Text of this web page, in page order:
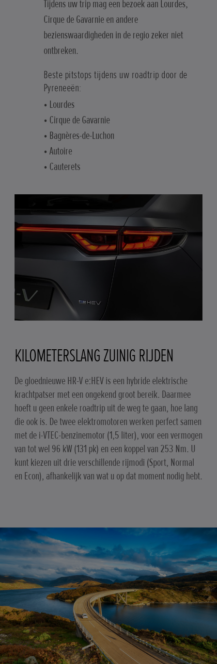
Tijdens uw trip mag een bezoek aan Lourdes,
Cirque de Gavarnie en andere
bezienswaardigheden in de regio zeker niet
ontbreken.
Beste pitstops tijdens uw roadtrip door de
Pyreneeën:
• Lourdes
• Cirque de Gavarnie
• Bagnères-de-Luchon
• Autoire
• Cauterets
KILOMETERSLANG ZUINIG RIJDEN
De gloednieuwe HR-V e:HEV is een hybride elektrische
krachtpatser met een ongekend groot bereik. Daarmee
hoeft u geen enkele roadtrip uit de weg te gaan, hoe lang
die ook is. De twee elektromotoren werken perfect samen
met de i-VTEC-benzinemotor (1,5 liter), voor een vermogen
van tot wel 96 kW (131 pk) en een koppel van 253 Nm. U
kunt kiezen uit drie verschillende rijmodi (Sport, Normal
en Econ), afhankelijk van wat u op dat moment nodig hebt.